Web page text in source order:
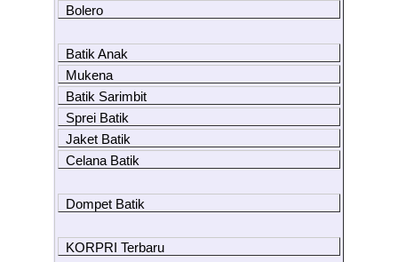
Bolero
Batik Anak
Mukena
Batik Sarimbit
Sprei Batik
Jaket Batik
Celana Batik
Dompet Batik
KORPRI Terbaru